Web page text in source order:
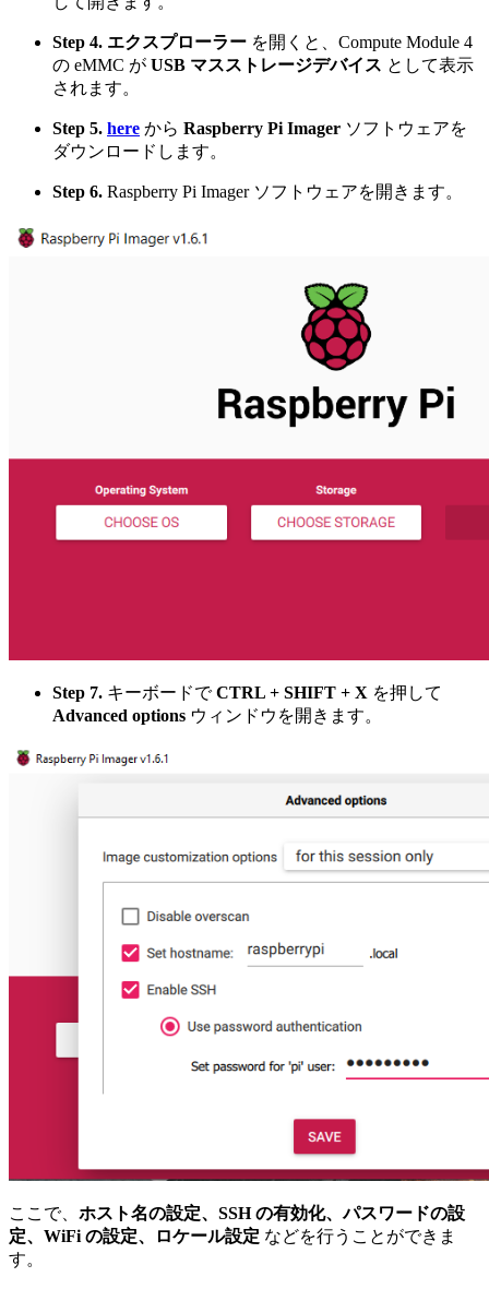
Step 4. エクスプローラー を開くと、Compute Module 4
の eMMC が USB マスストレージデバイス として表示
されます。
Step 5. here から Raspberry Pi Imager ソフトウェアを
ダウンロードします。
Step 6. Raspberry Pi Imager ソフトウェアを開きます。
Step 7. キーボードでCTRL + SHIFT + X を押して
Advanced options ウィンドウを開きます。
ここで、 ホスト名の設定、SSH の有効化、パスワードの設
定、WiFi の設定、ロケール設定 などを行うことができま
す。